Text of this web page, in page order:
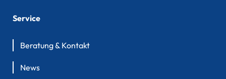
Service
Beratung & Kontakt
News